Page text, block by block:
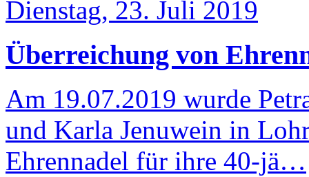
Dienstag, 23. Juli 2019
Überreichung von
Am 19.07.2019 wurde
und Karla Jenuwein in
Ehrennadel für ihre 40-jä…